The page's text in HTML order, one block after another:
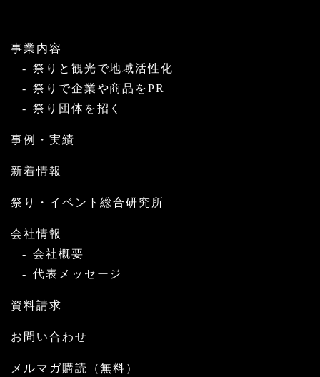
事業内容
祭りと観光で地域活性化
祭りで企業や商品をPR
祭り団体を招く
事例・実績
新着情報
祭り・イベント総合研究所
会社情報
会社概要
代表メッセージ
資料請求
お問い合わせ
メルマガ購読（無料）